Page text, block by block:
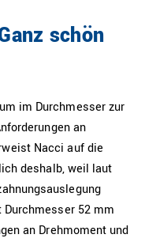
schön
im Durchmesser zur
an
Nacci auf die
deshalb, weil laut
52 mm
an Drehmoment und